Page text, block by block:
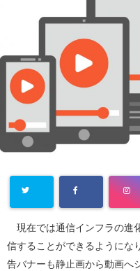
現在では通信インフラの進
信することができるようにな
告バナーも静止画から動画へ